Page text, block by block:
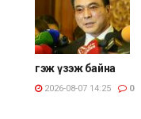
гэж үзэж байна
2026-08-07 14:25 0